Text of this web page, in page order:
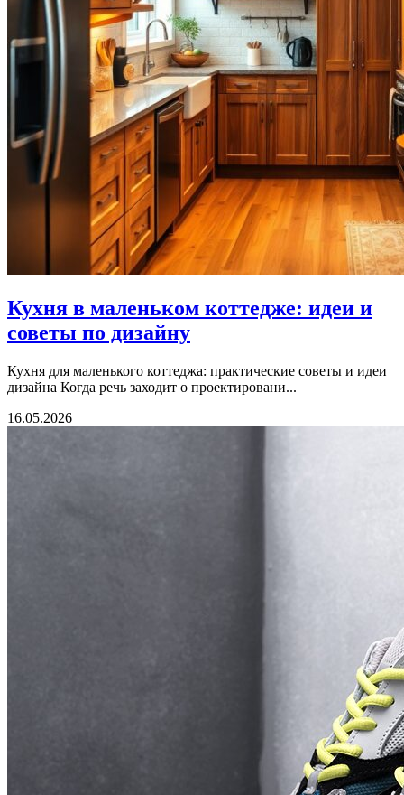
Кухня в маленьком коттедже: идеи и
советы по дизайну
Кухня для маленького коттеджа: практические советы и идеи
дизайна Когда речь заходит о проектировани...
16.05.2026